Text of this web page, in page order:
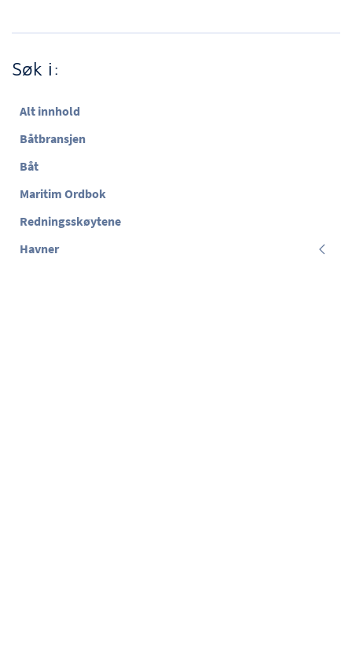
Søk i:
Alt innhold
Båtbransjen
Båt
Maritim Ordbok
Redningsskøytene
Havner